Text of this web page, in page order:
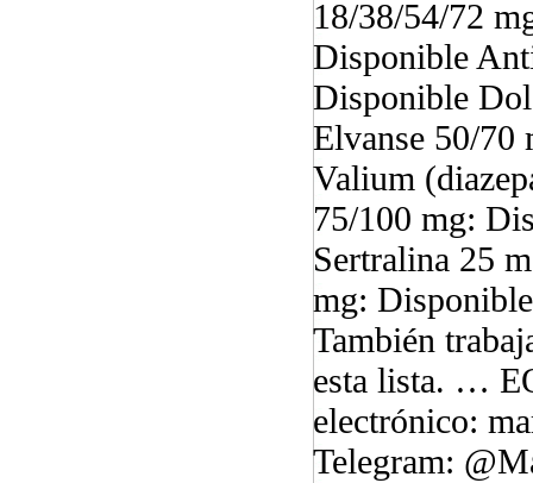
18/38/54/72
Disponible
Disponible
Elvanse 50/
Valium
75/100 mg:
Sertralina 25
mg:
También
esta lista. …
electrónico:
Telegram: